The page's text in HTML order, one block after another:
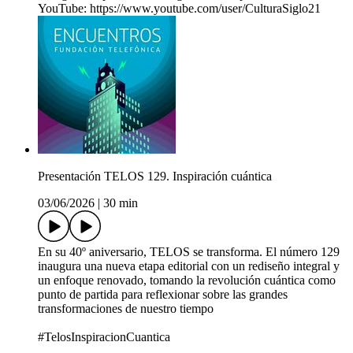
YouTube: https://www.youtube.com/user/CulturaSiglo21
Presentación TELOS 129. Inspiración cuántica
03/06/2026
30 min
En su 40º aniversario, TELOS se transforma. El número 129
inaugura una nueva etapa editorial con un rediseño integral y
un enfoque renovado, tomando la revolución cuántica como
punto de partida para reflexionar sobre las grandes
transformaciones de nuestro tiempo
#TelosInspiracionCuantica